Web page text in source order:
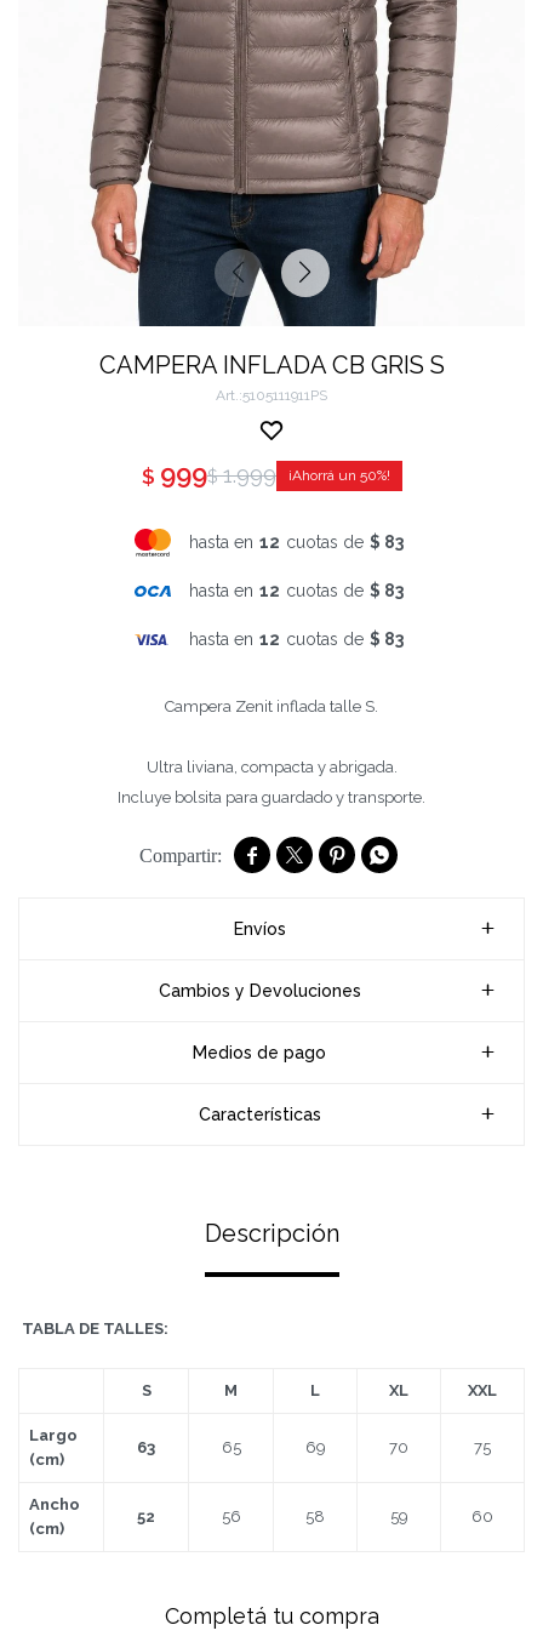
CAMPERA INFLADA CB GRIS S
5105111911PS
$ 999$ 1.999 50
hasta en 12 cuotas de $ 83
hasta en 12 cuotas de $ 83
hasta en 12 cuotas de $ 83
Campera Zenit inflada talle S.
Ultra liviana, compacta y abrigada.
Incluye bolsita para guardado y transporte.
   
Envíos
Cambios y Devoluciones
Medios de pago
Características
Descripción
TABLA DE TALLES:
S M L XL XXL
Largo
(cm)
63 65 69 70 75
Ancho
(cm)
52 56 58 59 60
Completá tu compra